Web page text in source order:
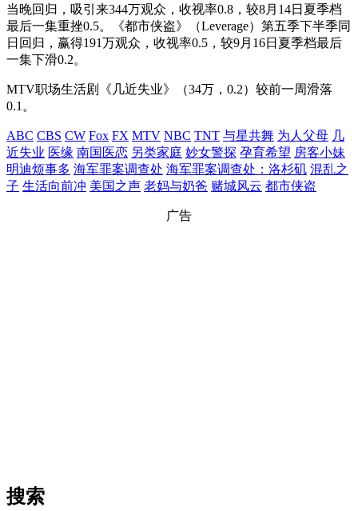
当晚回归，吸引来344万观众，收视率0.8，较8月14日夏季档
最后一集重挫0.5。《都市侠盗》（Leverage）第五季下半季同
日回归，赢得191万观众，收视率0.5，较9月16日夏季档最后
一集下滑0.2。
MTV职场生活剧《几近失业》（34万，0.2）较前一周滑落
0.1。
ABC CBS CW Fox FX MTV NBC TNT 与星共舞 为人父母 几
近失业 医缘 南国医恋 另类家庭 妙女警探 孕育希望 房客小妹
明迪烦事多 海军罪案调查处 海军罪案调查处：洛杉矶 混乱之
子 生活向前冲 美国之声 老妈与奶爸 赌城风云 都市侠盗
广告
搜索